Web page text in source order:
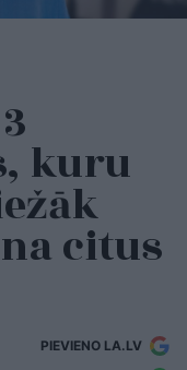
kuru
citus
PIEVIENO LA.LV